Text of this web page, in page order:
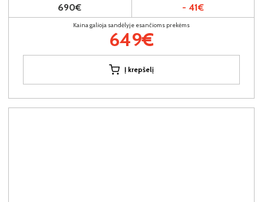
690€ - 41€
Kaina galioja sandėlyje esančioms prekėms
649€
Į krepšelį